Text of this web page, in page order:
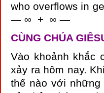
who overflows in
— ∞ + ∞ —
CÙNG CHÚA
Vào khoảnh khắc
xảy ra hôm nay.
thế nào với